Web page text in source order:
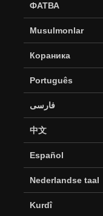
ФАТВА
Musulmonlar
Кораника
Português
فارسی
中文
Español
Nederlandse taal
Kurdî